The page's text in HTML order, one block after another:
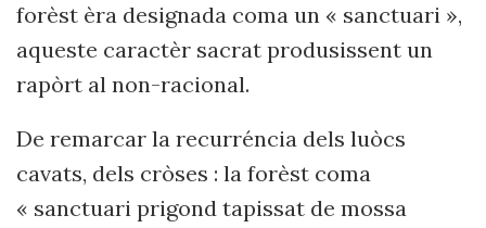
forèst èra designada coma un « sanctuari »,
aqueste caractèr sacrat produsissent un
rapòrt al non-racional.
De remarcar la recurréncia dels luòcs
cavats, dels cròses : la forèst coma
« sanctuari prigond tapissat de mossa